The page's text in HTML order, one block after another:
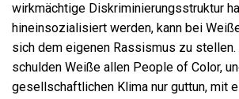
wirkmächtige Diskriminierungsstruktur
hineinsozialisiert werden, kann bei
sich dem eigenen Rassismus zu stellen.
schulden Weiße allen People of Color,
gesellschaftlichen Klima nur guttun, mit